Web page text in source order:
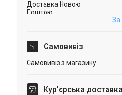
Доставка Новою
Поштою
За
Самовивіз
Самовивіз з магазину
Кур'єрська доставка